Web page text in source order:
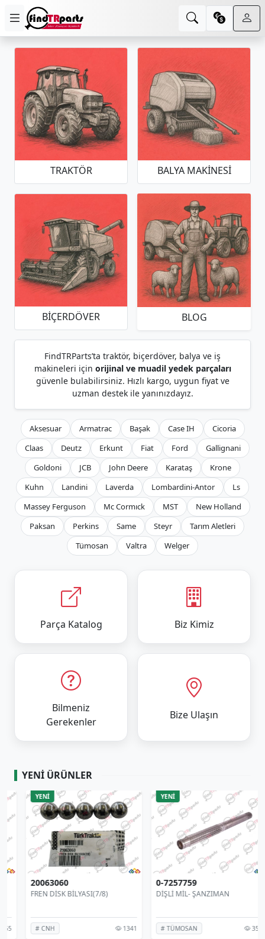
TRAKTÖR BALYA MAKINESI
BIÇERDÖVER BLOG
FindTRParts’ta traktör, biçerdöver, balya ve iş
makineleri için orijinal ve muadil yedek parçaları
güvenle bulabilirsiniz. Hızlı kargo, uygun fiyat ve
uzman destek ile yanınızdayız.
Aksesuar Armatrac Başak Case IH
Cicoria
Claas
Deutz Erkunt Fiat Ford
Gallignani
Goldoni
JCB John Deere Karataş
Krone
Kuhn
Landini Laverda Lombardini-Antor
Ls
Massey Ferguson
Mc Cormıck MST
New Holland
Paksan
Perkins Same Steyr
Tarım Aletleri
Tümosan
Valtra Welger
Parça Katalog Biz Kimiz
Bilmeniz
Gerekenler
Bize Ulaşın
YENI ÜRÜNLER
YENİ
20063060
FREN DİSK BİLYASI(7/8)
# CNH 1341
YENİ
0-7257759
DİŞLİ MİL- ŞANZIMAN
# TÜMOSAN 355